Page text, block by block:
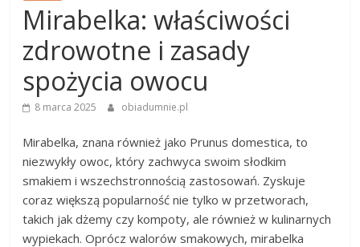
Mirabelka: właściwości
zdrowotne i zasady
spożycia owocu
8 marca 2025 obiadumnie.pl
Mirabelka, znana również jako Prunus domestica, to
niezwykły owoc, który zachwyca swoim słodkim
smakiem i wszechstronnością zastosowań. Zyskuje
coraz większą popularność nie tylko w przetworach,
takich jak dżemy czy kompoty, ale również w kulinarnych
wypiekach. Oprócz walorów smakowych, mirabelka